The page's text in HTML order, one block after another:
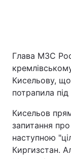
Глава МЗС
Кисельову, що
потрапила
Кисельов
запитання
наступною
Киргизстан.